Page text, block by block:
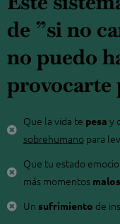
de ”si no
no puedo
provocarte
Que la vida te pesa y
sobrehumanopara
Que tu estado
más momentos malos
Un sufrimiento de